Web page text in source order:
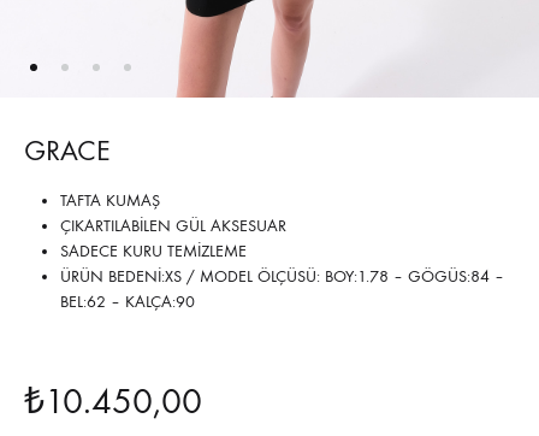
GRACE
TAFTA KUMAŞ
ÇIKARTILABİLEN GÜL AKSESUAR
SADECE KURU TEMİZLEME
ÜRÜN BEDENİ:XS / MODEL ÖLÇÜSÜ: BOY:1.78 – GÖGÜS:84 –
BEL:62 – KALÇA:90
₺10.450,00